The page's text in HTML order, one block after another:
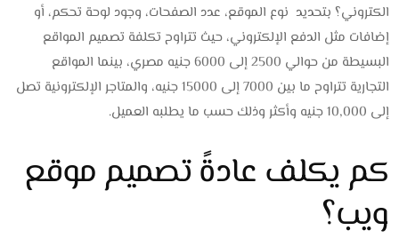
الكتروني؟ بتحديد نوع الموقع، عدد الصفحات، وجود لوحة تحكم، أو
إضافات مثل الدفع الإلكتروني، حيث تتراوح تكلفة تصميم المواقع
البسيطة من حوالي 2500 إلى 6000 جنيه مصري، بينما المواقع
التجارية تتراوح ما بين 7000 إلى 15000 جنيه، والمتاجر الإلكترونية تصل
إلى 10,000 جنيه وأكثر وذلك حسب ما يطلبه العميل.
كم يكلف عادةً تصميم موقع
ويب؟